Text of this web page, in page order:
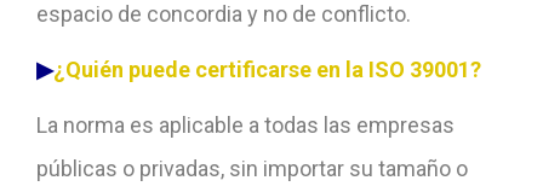
espacio de concordia y no de conflicto.
▶¿Quién puede certificarse en la ISO 39001?
La norma es aplicable a todas las empresas
públicas o privadas, sin importar su tamaño o